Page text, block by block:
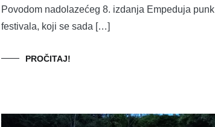
Povodom nadolazećeg 8. izdanja Empeduja punk
festivala, koji se sada […]
PROČITAJ!